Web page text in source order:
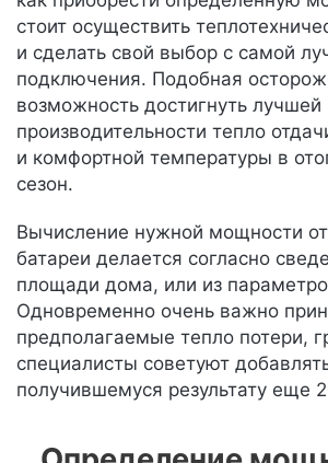
стоит осуществить
и сделать свой выбор с самой
подключения. Подобная
возможность достигнуть лучшей
производительности тепло
и комфортной температуры в
сезон.
Вычисление нужной мощности
батареи делается согласно
площади дома, или из
Одновременно очень важно
предполагаемые тепло потери,
специалисты советуют
получившемуся результату еще